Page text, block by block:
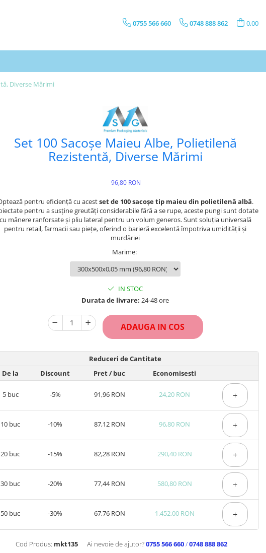
0755 566 660 0748 888 862 0,00
Diverse Mărimi
Set 100 Sacoșe Maieu Albe, Polietilenă
Rezistentă, Diverse Mărimi
96,80 RON
pentru eficiență cu acestset de 100 sacoșe tip maieu din polietilenă albă.
pentru a susține greutăți considerabile fără a se rupe, aceste pungi sunt dotate
cu mânere ranforsate și pliu lateral pentru un volum generos. Sunt soluția universală
pentru retail, farmacii sau piețe, oferind o barieră excelentă împotriva umidității și
murdăriei
Marime:
IN STOC
Durata de livrare: 24-48 ore
ADAUGA IN COS
Reduceri de Cantitate
De la
Discount Pret/ buc Economisesti
5buc -5% 91,96 RON 24,20 RON +
10 buc -10% 87,12 RON 96,80 RON +
20 buc -15% 82,28 RON 290,40 RON +
30 buc -20% 77,44 RON 580,80 RON +
50 buc -30% 67,76 RON 1.452,00 RON +
Cod Produs: mkt135 Ai nevoie de ajutor?0755 566 660/0748 888 862